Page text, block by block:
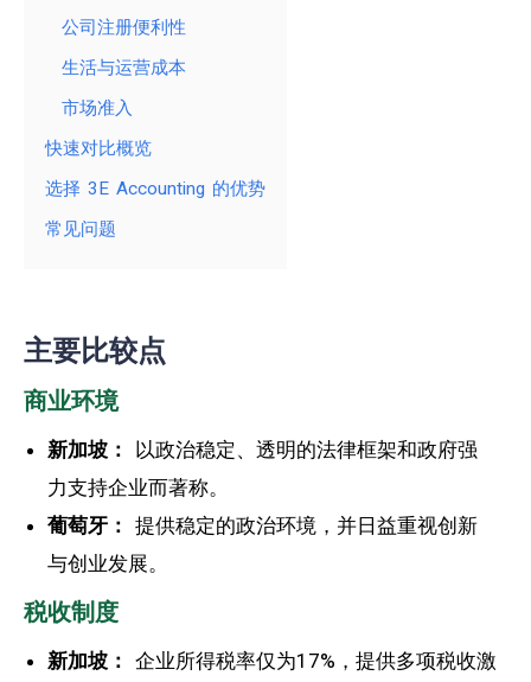
公司注册便利性
生活与运营成本
市场准入
快速对比概览
选择 3E Accounting 的优势
常见问题
主要比较点
商业环境
新加坡：
以政治稳定、透明的法律框架和政府强
力支持企业而著称。
葡萄牙： 提供稳定的政治环境，并日益重视创新
与创业发展。
税收制度
新加坡： 企业所得税率仅为17%，提供多项税收激